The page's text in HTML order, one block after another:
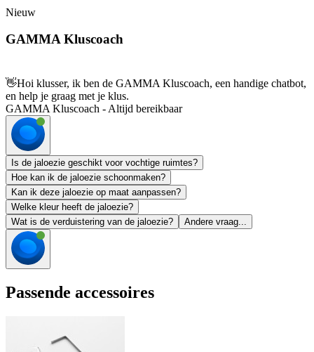
Nieuw
GAMMA Kluscoach
👋Hoi klusser, ik ben de GAMMA Kluscoach, een handige chatbot,
en help je graag met je klus.
GAMMA Kluscoach - Altijd bereikbaar
Is de jaloezie geschikt voor vochtige ruimtes?
Hoe kan ik de jaloezie schoonmaken?
Kan ik deze jaloezie op maat aanpassen?
Welke kleur heeft de jaloezie?
Wat is de verduistering van de jaloezie?
Andere vraag...
Passende accessoires